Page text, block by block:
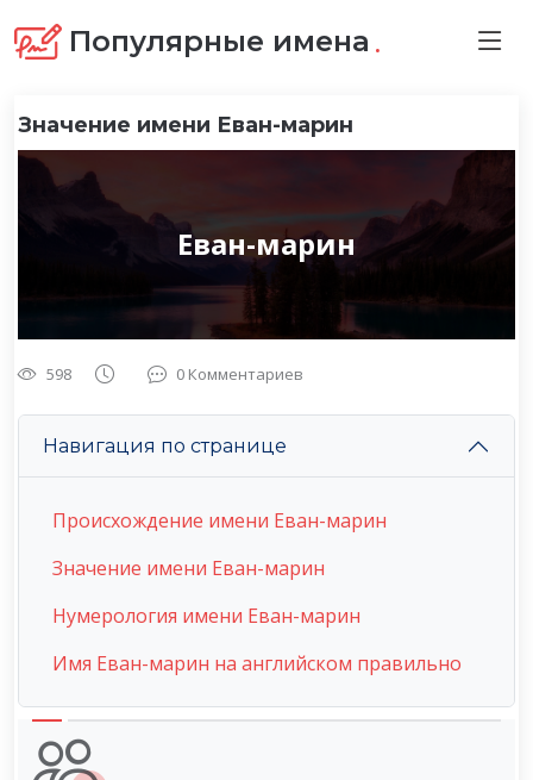
Популярные имена .
Значение имени Еван-марин
Еван-марин
598 0 Комментариев
Навигация по странице
Происхождение имени Еван-марин
Значение имени Еван-марин
Нумерология имени Еван-марин
Имя Еван-марин на английском правильно